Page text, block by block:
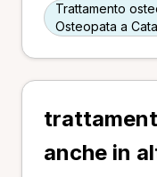
Trattamento
Osteopata a
anche in